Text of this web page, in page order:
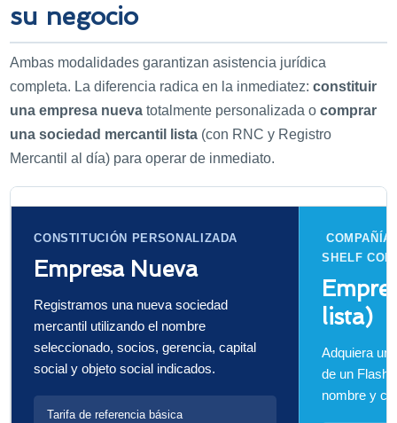
su negocio
Ambas modalidades garantizan asistencia jurídica
completa. La diferencia radica en la inmediatez:constituir
una empresa nueva totalmente personalizada ocomprar
una sociedad mercantil lista (con RNC y Registro
Mercantil al día) para operar de inmediato.
CONSTITUCIÓN PERSONALIZADA
Empresa Nueva
Registramos una nueva sociedad
mercantil utilizando el nombre
seleccionado, socios, gerencia, capital
social y objeto social indicados.
Tarifa de referencia básica
SHELF
lista)
Adquiera
de un
nombre y